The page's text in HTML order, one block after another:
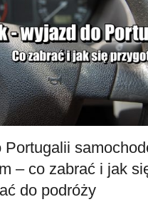
Portugalii
– co zabrać i jak
do podróży